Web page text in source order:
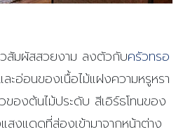
สัมผัสสวยงาม ลงตัวกับครัวทรอ
ะอ่อนของเนื้อไม้แฝงความหรูหรา
องต้นไม้ประดับ สีเอิร์ธโทนของ
งแดดที่ส่องเข้ามาจากหน้าต่าง